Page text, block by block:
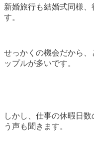
新婚旅行も結婚式同様
す。
せっかくの機会だから
ップルが多いです。
しかし、仕事の休暇日
う声も聞きます。